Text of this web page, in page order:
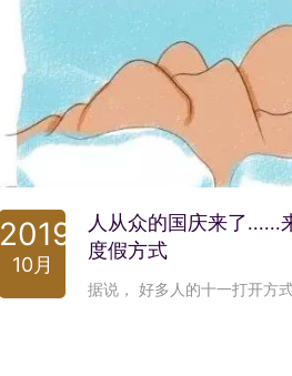
2019
10月
人从众的国庆来了......
度假方式
据说， 好多人的十一打开方